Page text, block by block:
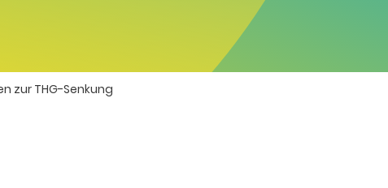
zur THG-Senkung